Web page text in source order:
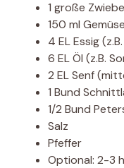
1 große
150 ml
4 EL Essig
6 EL Öl (z.B.
2 EL Senf
1 Bund
1/2 Bund
Salz
Pfeffer
Optional: 2-3